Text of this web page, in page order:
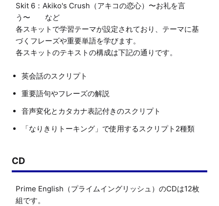
Skit 6：Akiko's Crush（アキコの恋心）〜お礼を言
う〜　　など
各スキットで学習テーマが設定されており、テーマに基
づくフレーズや重要単語を学びます。
英会話のスクリプト
重要語句やフレーズの解説
音声変化とカタカナ表記付きのスクリプト
「なりきりトーキング」で使用するスクリプト2種類
CD
Prime English（プライムイングリッシュ）のCDは12枚
組です。